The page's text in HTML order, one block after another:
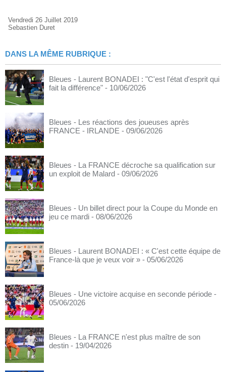
Vendredi 26 Juillet 2019
Sebastien Duret
DANS LA MÊME RUBRIQUE :
Bleues - Laurent BONADEI : "C'est l'état d'esprit qui
fait la différence" - 10/06/2026
Bleues - Les réactions des joueuses après
FRANCE - IRLANDE - 09/06/2026
Bleues - La FRANCE décroche sa qualification sur
un exploit de Malard - 09/06/2026
Bleues - Un billet direct pour la Coupe du Monde en
jeu ce mardi - 08/06/2026
Bleues - Laurent BONADEI : « C'est cette équipe de
France-là que je veux voir » - 05/06/2026
Bleues - Une victoire acquise en seconde période -
05/06/2026
Bleues - La FRANCE n'est plus maître de son
destin - 19/04/2026